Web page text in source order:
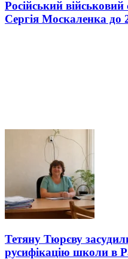
Російський
Сергія Москаленка до
Тетяну Тюрєву
русифікацію школи в